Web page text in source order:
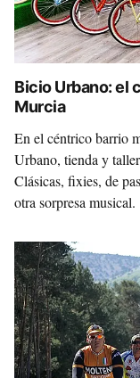
Bicio Urbano: el
Murcia
En el céntrico barrio
Urbano, tienda y
Clásicas, fixies, de
otra sorpresa musical.